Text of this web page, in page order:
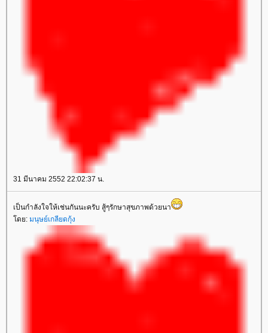
31 มีนาคม 2552 22:02:37 น.
เป็นกำลังใจให้เช่นกันนะครับ สู้ๆรักษาสุขภาพด้วยนา
ดย: มนุษย์เกลียดกุ้ง